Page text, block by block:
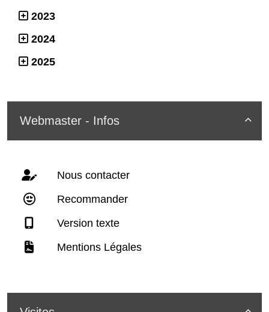
2023
2024
2025

Webmaster - Infos
Nous contacter
Recommander
Version texte
Mentions Légales